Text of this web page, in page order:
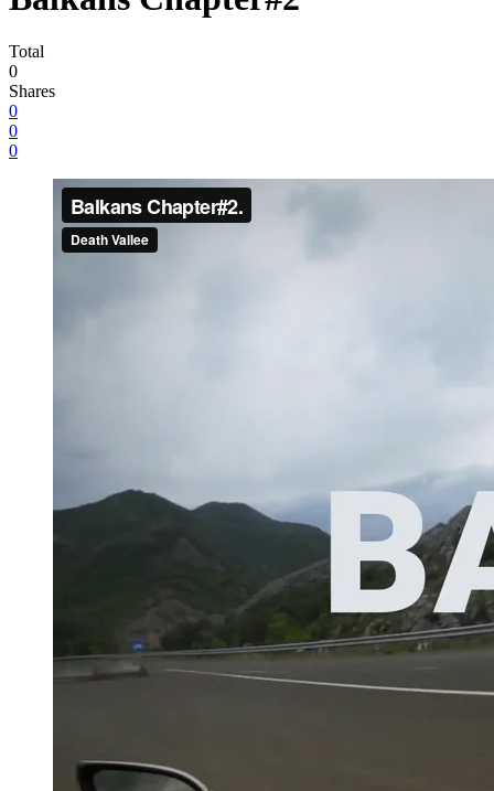
Total
0
Shares
0
0
0